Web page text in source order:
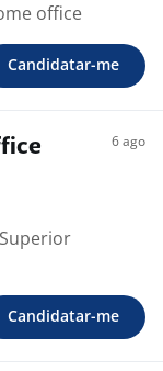
office
Candidatar-me
6 ago
Candidatar-me